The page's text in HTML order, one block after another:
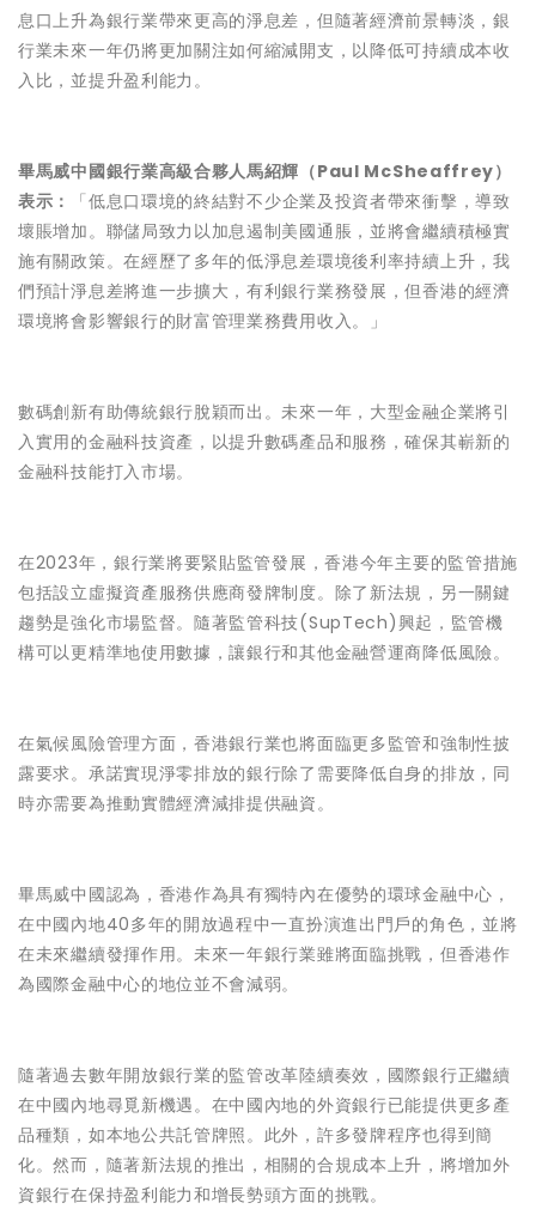
息口上升為銀行業帶來更高的淨息差，但隨著經濟前景轉淡，銀
行業未來一年仍將更加關注如何縮減開支，以降低可持續成本收
入比，並提升盈利能力。
畢馬威中國銀行業高級合夥人馬紹輝（Paul McSheaffrey）
表示：
「低息口環境的終結對不少企業及投資者帶來衝擊，導致
壞賬增加。聯儲局致力以加息遏制美國通脹，並將會繼續積極實
施有關政策。在經歷了多年的低淨息差環境後利率持續上升，我
們預計淨息差將進一步擴大，有利銀行業務發展，但香港的經濟
環境將會影響銀行的財富管理業務費用收入。」
數碼創新有助傳統銀行脫穎而出。未來一年，大型金融企業將引
入實用的金融科技資產，以提升數碼產品和服務，確保其嶄新的
金融科技能打入市場。
在2023年，銀行業將要緊貼監管發展，香港今年主要的監管措施
包括設立虛擬資產服務供應商發牌制度。除了新法規，另一關鍵
趨勢是強化市場監督。隨著監管科技(SupTech)興起，監管機
構可以更精準地使用數據，讓銀行和其他金融營運商降低風險。
在氣候風險管理方面，香港銀行業也將面臨更多監管和強制性披
露要求。承諾實現淨零排放的銀行除了需要降低自身的排放，同
時亦需要為推動實體經濟減排提供融資。
畢馬威中國認為，香港作為具有獨特內在優勢的環球金融中心，
在中國內地40多年的開放過程中一直扮演進出門戶的角色，並將
在未來繼續發揮作用。未來一年銀行業雖將面臨挑戰，但香港作
為國際金融中心的地位並不會減弱。
隨著過去數年開放銀行業的監管改革陸續奏效，國際銀行正繼續
在中國內地尋覓新機遇。在中國內地的外資銀行已能提供更多產
品種類，如本地公共託管牌照。此外，許多發牌程序也得到簡
化。然而，隨著新法規的推出，相關的合規成本上升，將增加外
資銀行在保持盈利能力和增長勢頭方面的挑戰。